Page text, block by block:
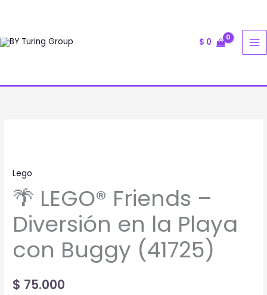
contenido
$ 0
Lego
🌴 LEGO® Friends –
Diversión en la Playa
con Buggy (41725)
$ 75.000
–
Diversión
en
la
Playa
con
(41725)